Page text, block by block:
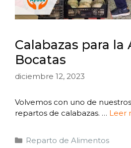
Calabazas para la
Bocatas
diciembre 12, 2023
Volvemos con uno de
repartos de calabazas. … Leer
Reparto de Alimentos